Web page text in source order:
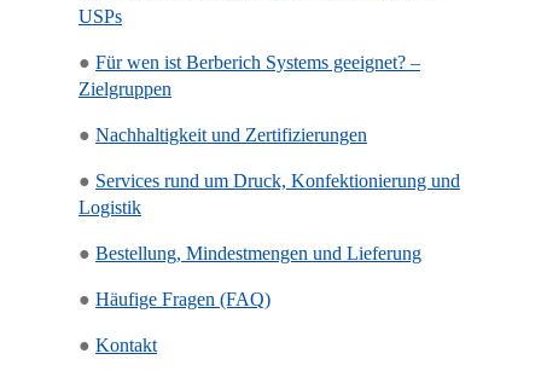
USPs
● Für wen ist Berberich Systems geeignet? –
Zielgruppen
● Nachhaltigkeit und Zertifizierungen
● Services rund um Druck, Konfektionierung und
Logistik
● Bestellung, Mindestmengen und Lieferung
● Häufige Fragen (FAQ)
● Kontakt